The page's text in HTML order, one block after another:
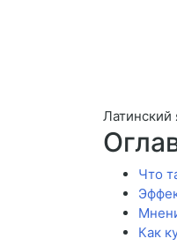
Латинский
Что
Как